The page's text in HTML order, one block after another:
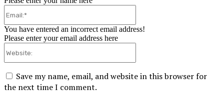
You have entered an incorrect email address!
Please enter your email address here
Save my name, email, and website in this browser for
the next time I comment.